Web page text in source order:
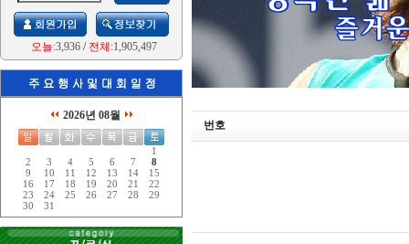
오늘:3,936/ 전체 :1,905,497
2026년 08월
1
2
3 4 5 6 7
8
9
10 11 12 13 14
15
16
17 18 19 20 21
22
23
24 25 26 27 28
29
30
31
번호